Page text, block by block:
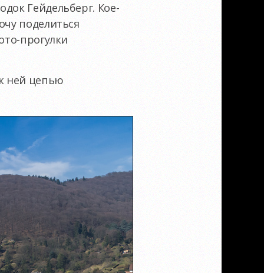
Гейдельберг. Кое-
поделиться
прогулки
ней цепью